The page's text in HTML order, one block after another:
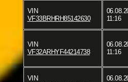
VIN
VF33BRHRH85142630
11:16
VIN
VF32ARHYF44214738
11:16
VIN